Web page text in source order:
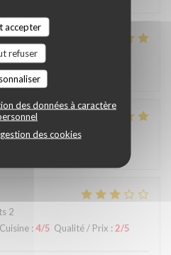
accepter
refuser
des données à caractère
des cookies
2
Cuisine:5/5
4
2
Cuisine : 4/5 Qualité / Prix : 2/5